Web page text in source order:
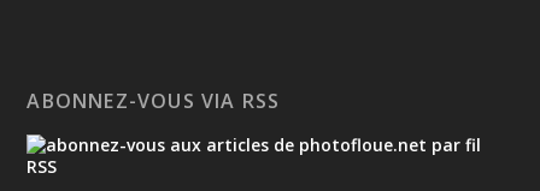
ABONNEZ-VOUS VIA RSS